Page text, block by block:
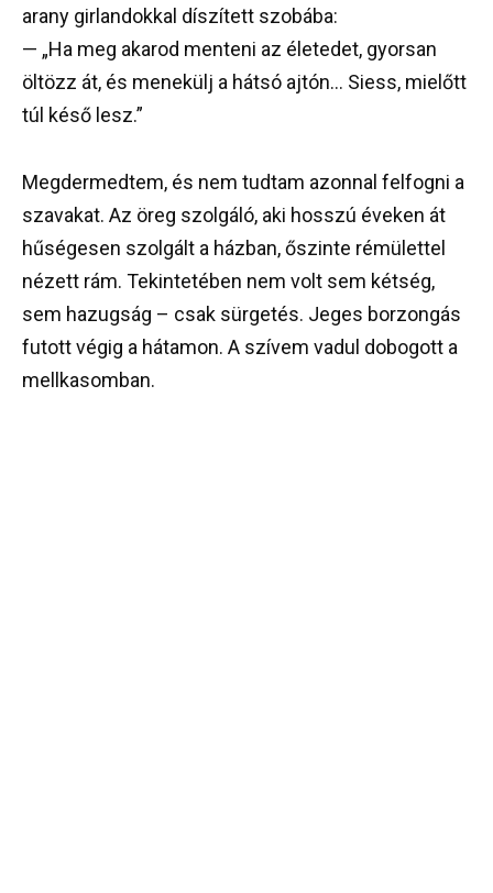
arany girlandokkal díszített szobába:
— „Ha meg akarod menteni az életedet, gyorsan
öltözz át, és menekülj a hátsó ajtón… Siess, mielőtt
túl késő lesz.”
Megdermedtem, és nem tudtam azonnal felfogni a
szavakat. Az öreg szolgáló, aki hosszú éveken át
hűségesen szolgált a házban, őszinte rémülettel
nézett rám. Tekintetében nem volt sem kétség,
sem hazugság – csak sürgetés. Jeges borzongás
futott végig a hátamon. A szívem vadul dobogott a
mellkasomban.